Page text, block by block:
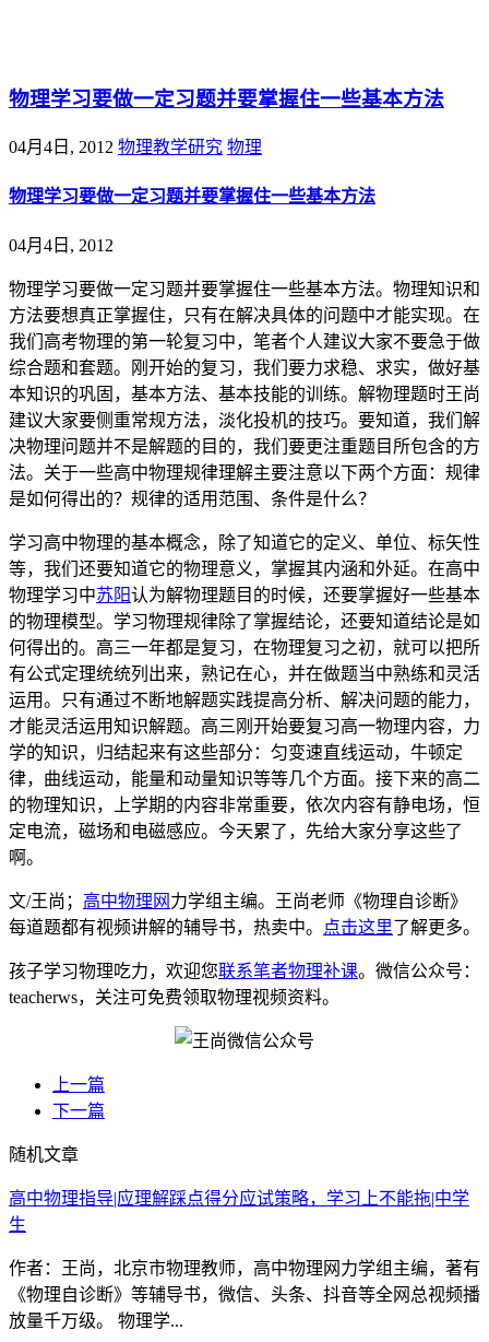
物理学习要做一定习题并要掌握住一些基本方法
04月4日, 2012 物理教学研究 物理
物理学习要做一定习题并要掌握住一些基本方法
04月4日, 2012
物理学习要做一定习题并要掌握住一些基本方法。物理知识和
方法要想真正掌握住，只有在解决具体的问题中才能实现。在
我们高考物理的第一轮复习中，笔者个人建议大家不要急于做
综合题和套题。刚开始的复习，我们要力求稳、求实，做好基
本知识的巩固，基本方法、基本技能的训练。解物理题时王尚
建议大家要侧重常规方法，淡化投机的技巧。要知道，我们解
决物理问题并不是解题的目的，我们要更注重题目所包含的方
法。关于一些高中物理规律理解主要注意以下两个方面：规律
是如何得出的？规律的适用范围、条件是什么？
学习高中物理的基本概念，除了知道它的定义、单位、标矢性
等，我们还要知道它的物理意义，掌握其内涵和外延。在高中
物理学习中苏阳认为解物理题目的时候，还要掌握好一些基本
的物理模型。学习物理规律除了掌握结论，还要知道结论是如
何得出的。高三一年都是复习，在物理复习之初，就可以把所
有公式定理统统列出来，熟记在心，并在做题当中熟练和灵活
运用。只有通过不断地解题实践提高分析、解决问题的能力，
才能灵活运用知识解题。高三刚开始要复习高一物理内容，力
学的知识，归结起来有这些部分：匀变速直线运动，牛顿定
律，曲线运动，能量和动量知识等等几个方面。接下来的高二
的物理知识，上学期的内容非常重要，依次内容有静电场，恒
定电流，磁场和电磁感应。今天累了，先给大家分享这些了
啊。
文/王尚； 高中物理网 力学组主编。王尚老师《物理自诊断》
每道题都有视频讲解的辅导书，热卖中。
点击这里了解更多。
孩子学习物理吃力，欢迎您联系笔者物理补课。微信公众号：
teacherws，关注可免费领取物理视频资料。
上一篇
下一篇
随机文章
高中物理指导|应理解踩点得分应试策略，学习上不能拖|中学
生
作者：王尚，北京市物理教师，高中物理网力学组主编，著有
《物理自诊断》等辅导书，微信、头条、抖音等全网总视频播
放量千万级。 物理学...